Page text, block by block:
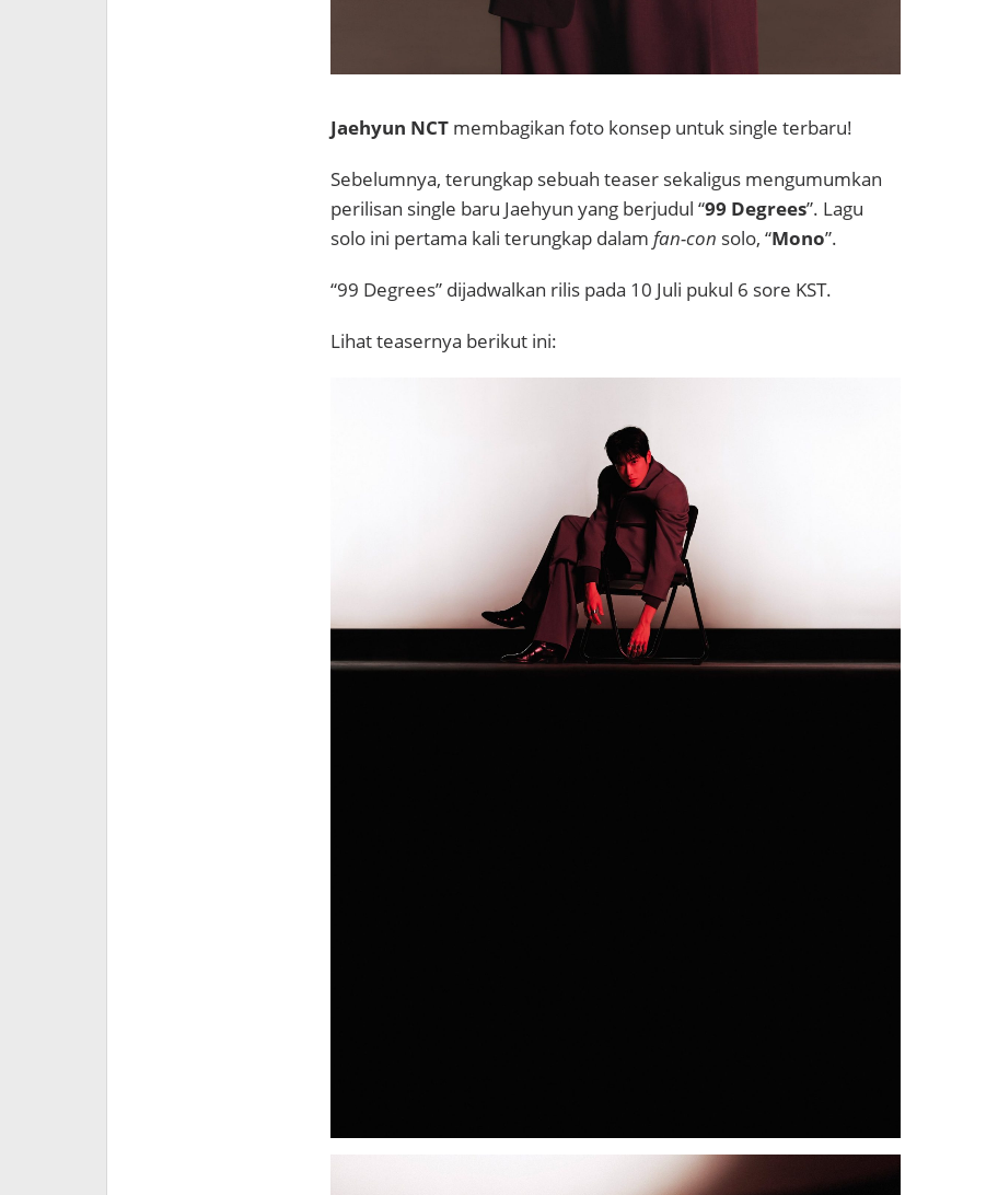
Jaehyun NCTmembagikan foto konsep untuk single terbaru!
Sebelumnya, terungkap sebuah teaser sekaligus mengumumkan
perilisan single baru Jaehyun yang berjudul “99 Degrees”. Lagu
solo ini pertama kali terungkap dalam fan-con solo, “Mono”.
“99 Degrees” dijadwalkan rilis pada 10 Juli pukul 6 sore KST.
Lihat teasernya berikut ini: